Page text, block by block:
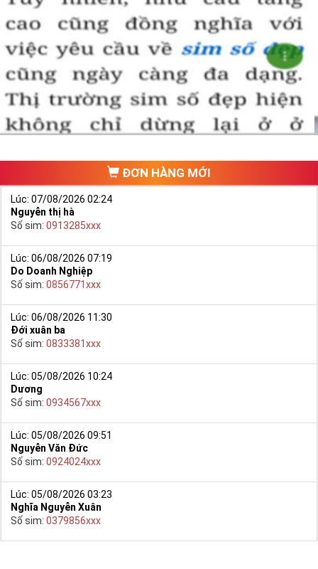
ĐƠN HÀNG MỚI
Lúc: 07/08/2026 02:24
Nguyễn thị hà
Số sim: 0913285xxx
Lúc: 06/08/2026 07:19
Do Doanh Nghiệp
Số sim: 0856771xxx
Lúc: 06/08/2026 11:30
Đới xuân ba
Số sim: 0833381xxx
Lúc: 05/08/2026 10:24
Dương
Số sim: 0934567xxx
Lúc: 05/08/2026 09:51
Nguyễn Văn Đức
Số sim: 0924024xxx
Lúc: 05/08/2026 03:23
Nghĩa Nguyễn Xuân
Số sim: 0379856xxx